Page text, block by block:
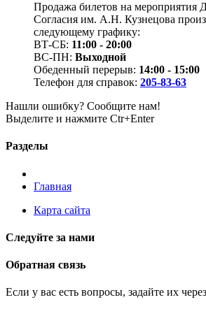
Продажа билетов на мероприятия
Согласия им. А.Н. Кузнецова
следующему графику:
ВТ-СБ: 11:00 - 20:00
ВС-ПН: Выходной
Обеденный перерыв: 14:00 - 15:00
Телефон для справок: 205-83-63
Нашли ошибку? Сообщите нам!
Выделите и нажмите Ctr+Enter
Разделы
Главная
Карта сайта
Следуйте за нами
Обратная связь
Если у вас есть вопросы, задайте их